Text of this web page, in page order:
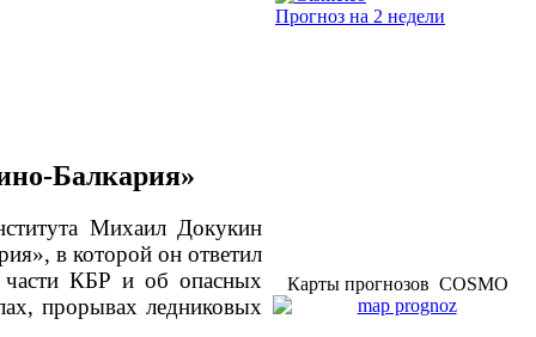
Балкария»
Михаил Докукин
в которой он ответил
КБР и об опасных
прорывах ледниковых
Прогноз на 2 недели
Карты прогнозов COSMO